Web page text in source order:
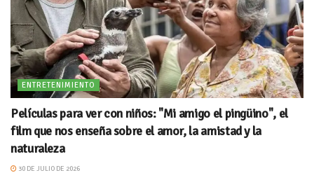
ENTRETENIMIENTO
Películas para ver con niños: "Mi amigo el pingüino", el
film que nos enseña sobre el amor, la amistad y la
naturaleza
30 DE JULIO DE 2026